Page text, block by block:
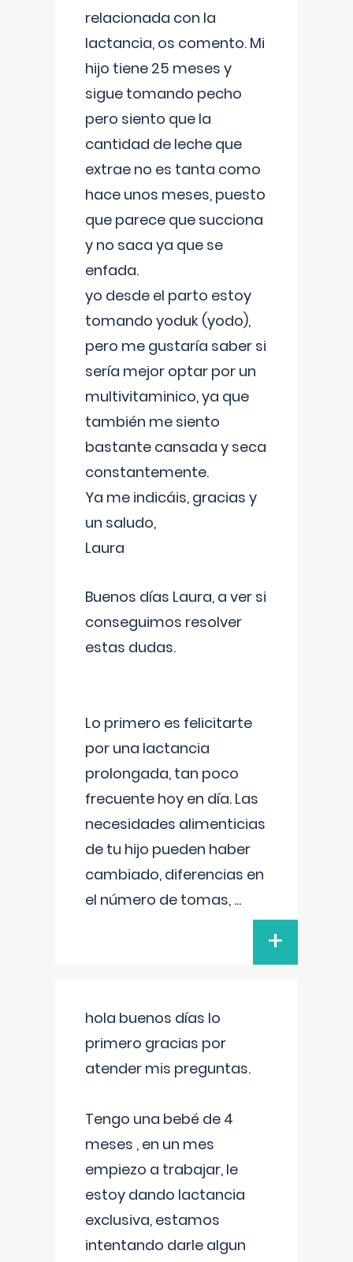
relacionada con la
lactancia, os comento. Mi
hijo tiene 25 meses y
sigue tomando pecho
pero siento que la
cantidad de leche que
extrae no es tanta como
hace unos meses, puesto
que parece que succiona
y no saca ya que se
enfada.
yo desde el parto estoy
tomando yoduk (yodo),
pero me gustaría saber si
sería mejor optar por un
multivitaminico, ya que
también me siento
bastante cansada y seca
constantemente.
Ya me indicáis, gracias y
un saludo,
Laura
Buenos días Laura, a ver si
conseguimos resolver
estas dudas.
Lo primero es felicitarte
por una lactancia
prolongada, tan poco
frecuente hoy en día. Las
necesidades alimenticias
de tu hijo pueden haber
cambiado, diferencias en
el número de tomas, ...
+
hola buenos días lo
primero gracias por
atender mis preguntas.
Tengo una bebé de 4
meses , en un mes
empiezo a trabajar, le
estoy dando lactancia
exclusiva, estamos
intentando darle algun